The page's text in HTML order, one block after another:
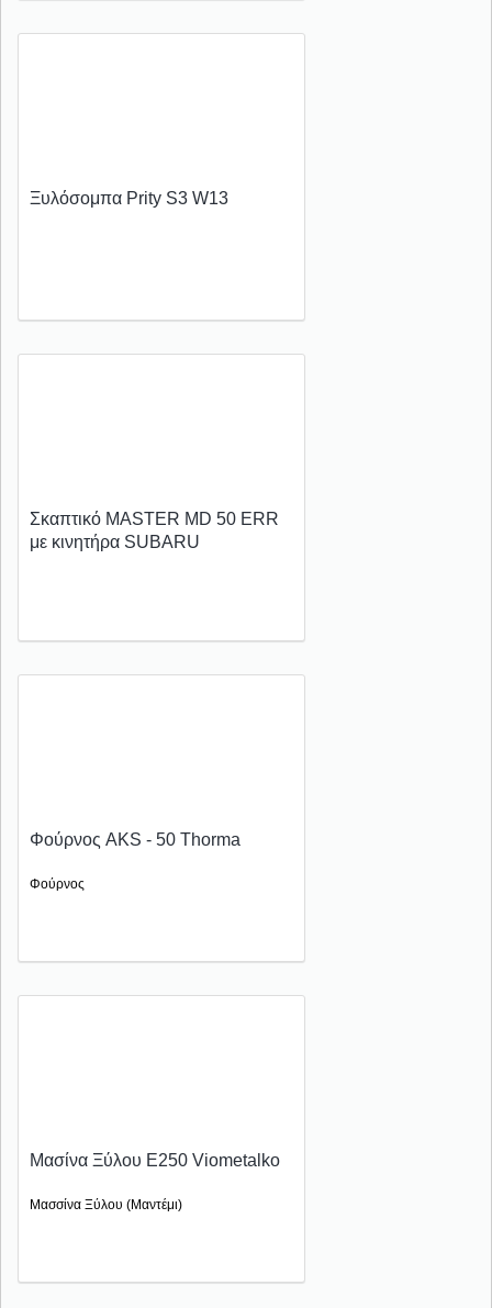
Ξυλόσομπα Prity S3 W13
Σκαπτικό MASTER MD 50 ΕRR
με κινητήρα SUBARU
Φούρνος AKS - 50 Thorma
Φούρνος
Μασίνα Ξύλου Ε250 Viometalko
Μασσίνα Ξύλου (Μαντέμι)